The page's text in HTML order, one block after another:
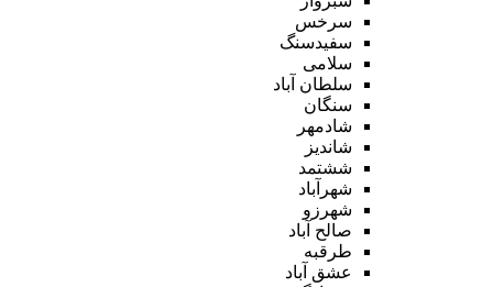
سرخس
سفیدسنگ
سلامی
سلطان آباد
سنگان
شادمهر
شاندیز
ششتمد
شهرآباد
شهرزو
صالح آباد
طرقبه
عشق آباد